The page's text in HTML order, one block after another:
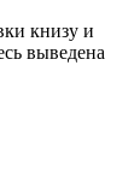
книзу и
выведена